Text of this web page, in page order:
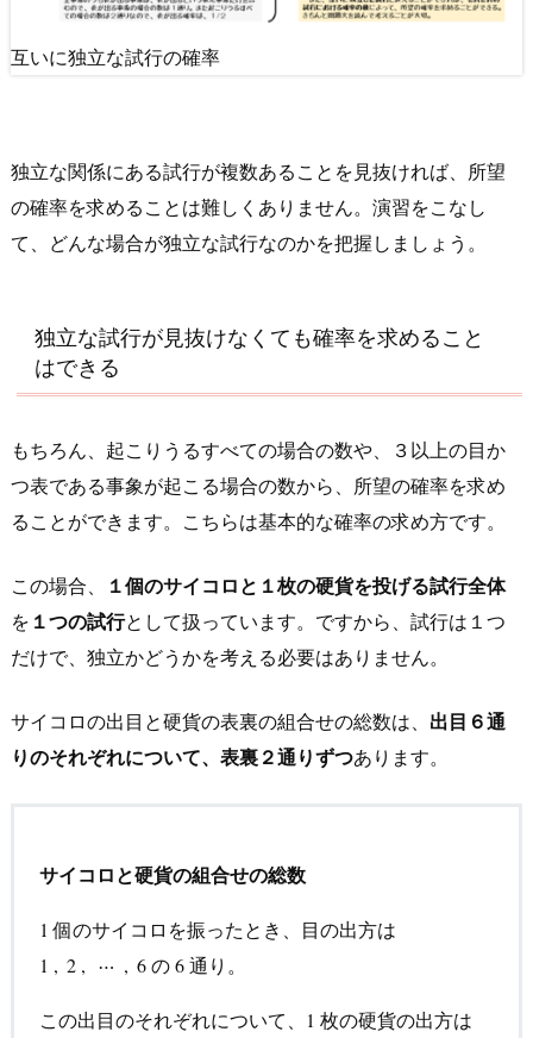
互いに独立な試行の確率
独立な関係にある試行が複数あることを見抜ければ、所望
の確率を求めることは難しくありません。演習をこなし
て、どんな場合が独立な試行なのかを把握しましょう。
独立な試行が見抜けなくても確率を求めること
はできる
もちろん、起こりうるすべての場合の数や、３以上の目か
つ表である事象が起こる場合の数から、所望の確率を求め
ることができます。こちらは基本的な確率の求め方です。
この場合、
１個のサイコロと１枚の硬貨を投げる試行全体
を １つの試行として扱っています。ですから、試行は１つ
だけで、独立かどうかを考える必要はありません。
サイコロの出目と硬貨の表裏の組合せの総数は、 出目６通
りのそれぞれについて、表裏２通りずつあります。
サイコロと硬貨の組合せの総数
11 個のサイコロを振ったとき、目の出方は
1 , 2 , ⋯ , 6
1 , 2 , ⋯ 6 の6
6通り。
この出目のそれぞれについて、 11 枚の硬貨の出方は